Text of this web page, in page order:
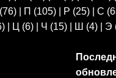
(76) П (105) Р (25) С
Ц (6) Ч (15) Ш (4) Э
по убыванию